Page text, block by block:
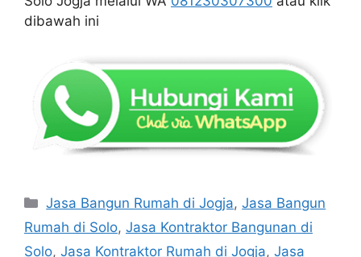
dibawah ini
Categories
Jasa Bangun Rumah di Jogja,Jasa Bangun
Rumah di Solo, Jasa Kontraktor Bangunan di
Solo, Jasa Kontraktor Rumah di Jogja, Jasa